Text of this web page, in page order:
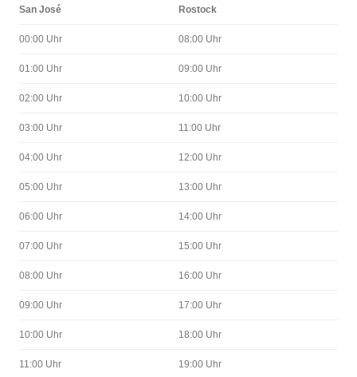
San José Rostock
00:00 Uhr 08:00 Uhr
01:00 Uhr 09:00 Uhr
02:00 Uhr 10:00 Uhr
03:00 Uhr 11:00 Uhr
04:00 Uhr 12:00 Uhr
05:00 Uhr 13:00 Uhr
06:00 Uhr 14:00 Uhr
07:00 Uhr 15:00 Uhr
08:00 Uhr 16:00 Uhr
09:00 Uhr 17:00 Uhr
10:00 Uhr 18:00 Uhr
11:00 Uhr 19:00 Uhr